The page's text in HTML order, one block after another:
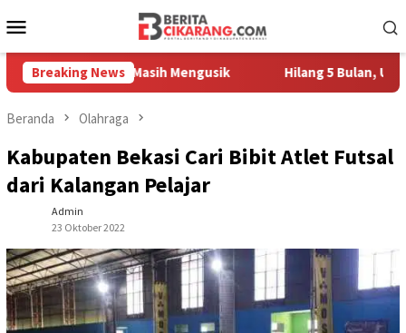
ke
Mobile
Breaking News
Masih Mengusik Hilang 5 Bulan, Ustadz
Beranda Olahraga
Kabupaten Bekasi Cari Bibit Atlet Futsal
dari Kalangan Pelajar
Admin
23 Oktober 2022